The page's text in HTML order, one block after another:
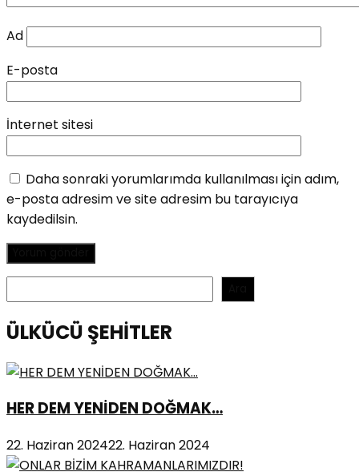
Ad
E-posta
İnternet sitesi
Daha sonraki yorumlarımda kullanılması için adım,
e-posta adresim ve site adresim bu tarayıcıya
kaydedilsin.
ÜLKÜCÜ ŞEHİTLER
HER DEM YENİDEN DOĞMAK…
22. Haziran 202422. Haziran 2024